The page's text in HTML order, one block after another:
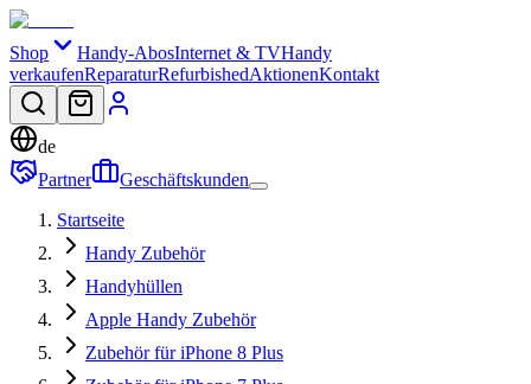
Shop Handy-AbosInternet & TVHandy
verkaufenReparaturRefurbishedAktionenKontakt
de
Partner
Geschäftskunden
Startseite
Handy Zubehör
Handyhüllen
Apple Handy Zubehör
Zubehör für iPhone 8 Plus